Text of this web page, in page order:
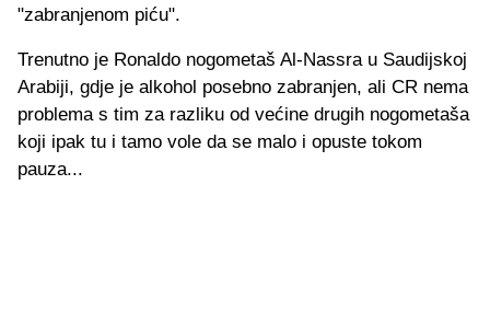
"zabranjenom piću".
Trenutno je Ronaldo nogometaš Al-Nassra u Saudijskoj
Arabiji, gdje je alkohol posebno zabranjen, ali CR nema
problema s tim za razliku od većine drugih nogometaša
koji ipak tu i tamo vole da se malo i opuste tokom
pauza...